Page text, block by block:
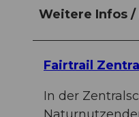
Weitere Infos /
Fairtrail
In der